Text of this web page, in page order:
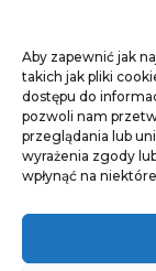
Aby zapewnić jak
takich jak pliki
dostępu do
pozwoli nam
przeglądania lub
wyrażenia zgody
wpłynąć na
Język